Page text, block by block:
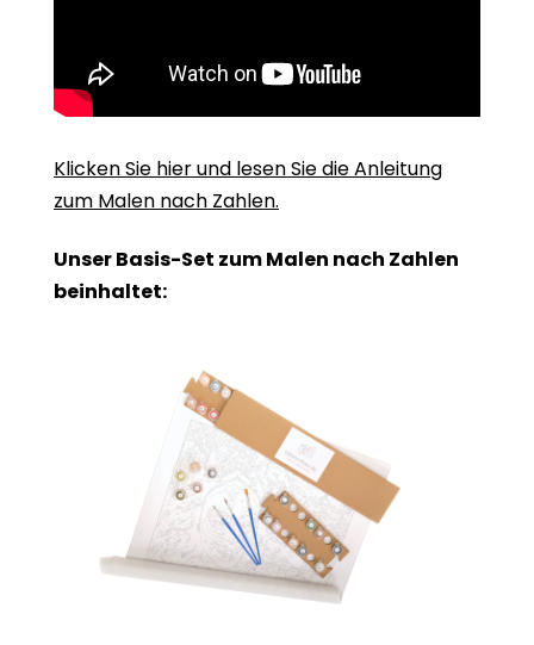
Klicken Sie hier und lesen Sie die Anleitung
zum Malen nach Zahlen.
Unser Basis-Set zum Malen nach Zahlen
beinhaltet: